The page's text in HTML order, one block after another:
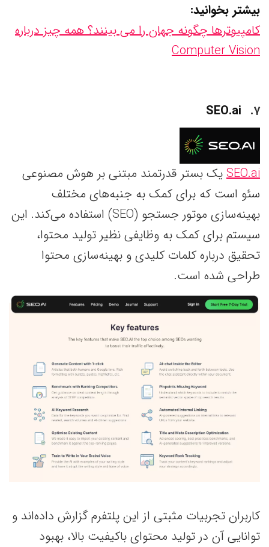
بیشتر بخوانید:
کامپیوترها چگونه جهان را می بینند؟ همه چیز درباره
Computer Vision
۷ SEO.ai
SEO.aiیک بستر قدرتمند مبتنی بر هوش مصنوعی
سئو است که برای کمک به جنبه‌های مختلف
بهینه‌سازی موتور جستجو (SEO) استفاده می‌کند. این
سیستم برای کمک به وظایفی نظیر تولید محتوا،
تحقیق درباره کلمات کلیدی و بهینه‌سازی محتوا
طراحی شده است.
کاربران تجربیات مثبتی از این پلتفرم گزارش داده‌اند و
توانایی آن در تولید محتوای باکیفیت بالا، بهبود